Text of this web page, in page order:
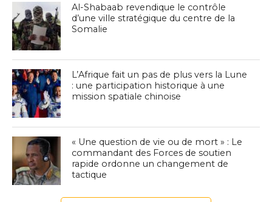
Al-Shabaab revendique le contrôle
d’une ville stratégique du centre de la
Somalie
L’Afrique fait un pas de plus vers la Lune
: une participation historique à une
mission spatiale chinoise
« Une question de vie ou de mort » : Le
commandant des Forces de soutien
rapide ordonne un changement de
tactique